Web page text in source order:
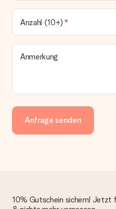
Anzahl (10+)
Anmerkung
Anfrage senden
10% Gutschein sichern! Jetzt